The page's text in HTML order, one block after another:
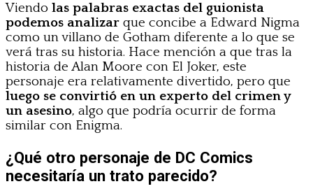
Viendo las palabras exactas del guionista
podemos analizar que concibe a Edward Nigma
como un villano de Gotham diferente a lo que se
verá tras su historia. Hace mención a que tras la
historia de Alan Moore con El Joker, este
personaje era relativamente divertido, pero que
luego se convirtió en un experto del crimen y
un asesino, algo que podría ocurrir de forma
similar con Enigma.
¿Qué otro personaje de DC Comics
necesitaría un trato parecido?